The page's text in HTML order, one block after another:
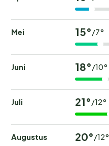
Mei 15°/7°
Juni 18°/10°
Juli 21°/12°
Augustus 20°/12°